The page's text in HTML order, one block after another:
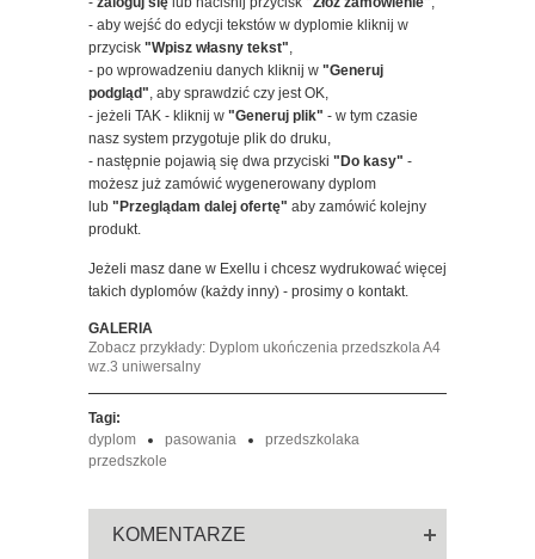
- aby wejść do edycji tekstów w dyplomie kliknij w
przycisk "Wpisz własny tekst",
- po wprowadzeniu danych kliknij w "Generuj
podgląd", aby sprawdzić czy jest OK,
- jeżeli TAK - kliknij w "Generuj plik" - w tym czasie
nasz system przygotuje plik do druku,
- następnie pojawią się dwa przyciski "Do kasy" -
możesz już zamówić wygenerowany dyplom
lub "Przeglądam dalej ofertę" aby zamówić kolejny
produkt.
Jeżeli masz dane w Exellu i chcesz wydrukować więcej
takich dyplomów (każdy inny) - prosimy o kontakt.
GALERIA
Zobacz przykłady: Dyplom ukończenia przedszkola A4
wz.3 uniwersalny
Tagi:
dyplom
pasowania
przedszkolaka
przedszkole
KOMENTARZE